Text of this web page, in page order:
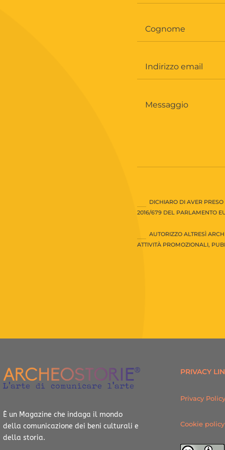
DICHIARO DI AVER
2016/679 DEL PARLAMENTO
AUTORIZZO ALTRESÌ
ATTIVITÀ PROMOZIONALI,
È un Magazine che indaga il mondo
della comunicazione dei beni culturali e
della storia.
PRIVACY
Privacy Policy
Cookie policy